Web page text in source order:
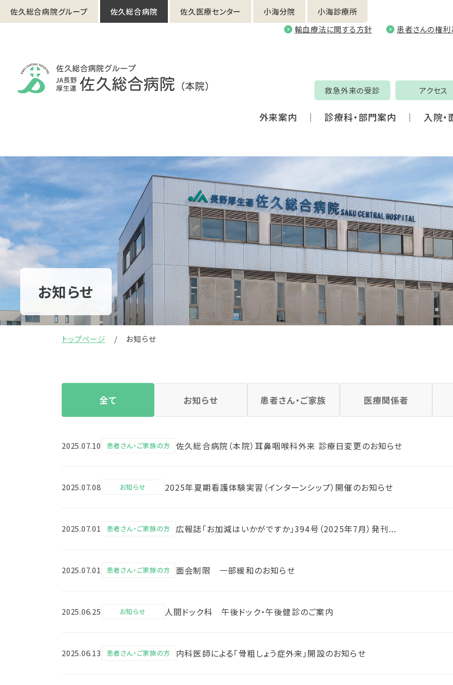
佐久総合病院グループ 佐久総合病院 佐久医療センター 小海分院
小海診療所
輸血療法に関する方針
患者さんの権利
救急外来の受診 アクセス
外来案内 診療科・部門案内 入院
お知らせ
トップページ お知らせ
全て お知らせ 患者さん・ご家族 医療関係者
2025.07.10 患者さん・ご家族の方 佐久総合病院（本院）耳鼻咽喉科外来 診療日変更のお知らせ
2025.07.08 お知らせ 2025年夏期看護体験実習（インターンシップ）開催のお知らせ
2025.07.01 患者さん・ご家族の方 広報誌「お加減はいかがですか」394号（2025年7月）発刊...
2025.07.01 患者さん・ご家族の方 面会制限 一部緩和のお知らせ
2025.06.25 お知らせ 人間ドック科 午後ドック・午後健診のご案内
2025.06.13 患者さん・ご家族の方 内科医師による「骨粗しょう症外来」開設のお知らせ